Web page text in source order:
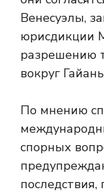
Венесуэлы,
юрисдикции
разрешению
вокруг
По мнению
спорных
последствия,